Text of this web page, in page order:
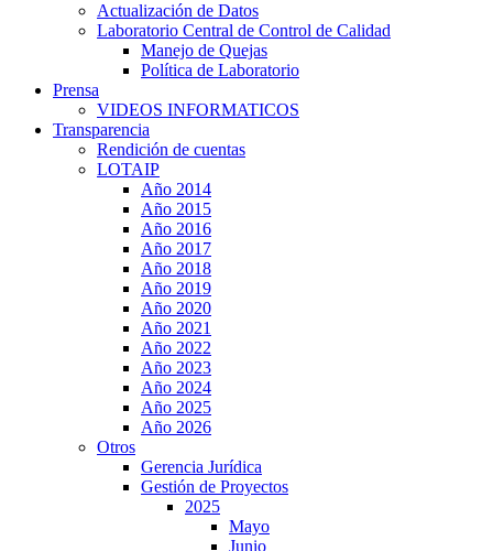
Actualización de Datos
Laboratorio Central de Control de Calidad
Manejo de Quejas
Política de Laboratorio
Prensa
VIDEOS INFORMATICOS
Transparencia
Rendición de cuentas
LOTAIP
Año 2014
Año 2015
Año 2016
Año 2017
Año 2018
Año 2019
Año 2020
Año 2021
Año 2022
Año 2023
Año 2024
Año 2025
Año 2026
Otros
Gerencia Jurídica
Gestión de Proyectos
2025
Mayo
Junio